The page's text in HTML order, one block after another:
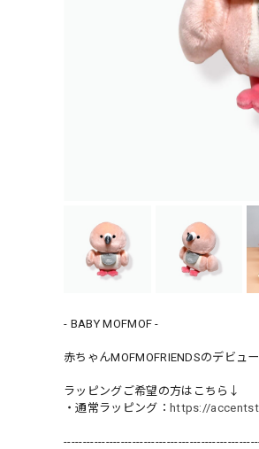
- BABY MOFMOF -
赤ちゃんMOFMOFRIENDSのデビ
ラッピングご希望の方はこちら↓
・通常ラッピング： https://